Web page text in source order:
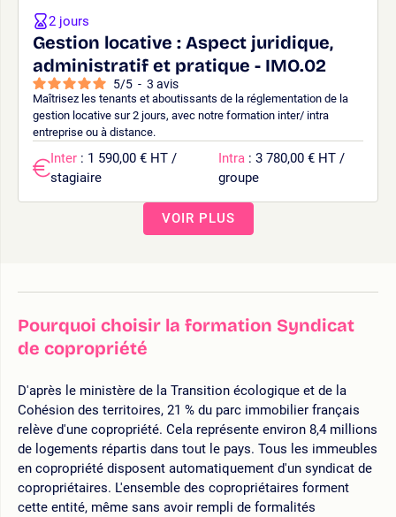
Gestion locative : Aspect juridique,
administratif et pratique - IMO.02
5/5 - 3 avis
Maîtrisez les tenants et aboutissants de la réglementation de la
gestion locative sur 2 jours, avec notre formation inter/ intra
entreprise ou à distance.
2 jours
Inter : 1 590,00 € HT /
stagiaire
Intra : 3 780,00 € HT /
groupe
VOIR PLUS
Pourquoi choisir la formation Syndicat
de copropriété
D'après le ministère de la Transition écologique et de la
Cohésion des territoires, 21 % du parc immobilier français
relève d'une copropriété. Cela représente environ 8,4 millions
de logements répartis dans tout le pays. Tous les immeubles
en copropriété disposent automatiquement d'un syndicat de
copropriétaires. L'ensemble des copropriétaires forment
cette entité, même sans avoir rempli de formalités